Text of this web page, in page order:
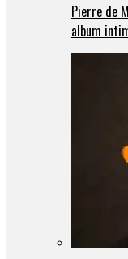
Pierre de
album